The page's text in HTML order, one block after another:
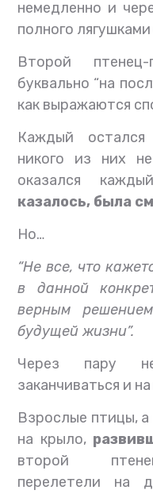
немедленно и
полного
Второй
буквально “на
как выражаются
Каждый
никого из них
оказался
казалось, была
Но…
“Не все, что
в данной
верным
будущей жизни”.
Через пару
заканчиваться и
Взрослые птицы,
на крыло,
второй
перелетели на